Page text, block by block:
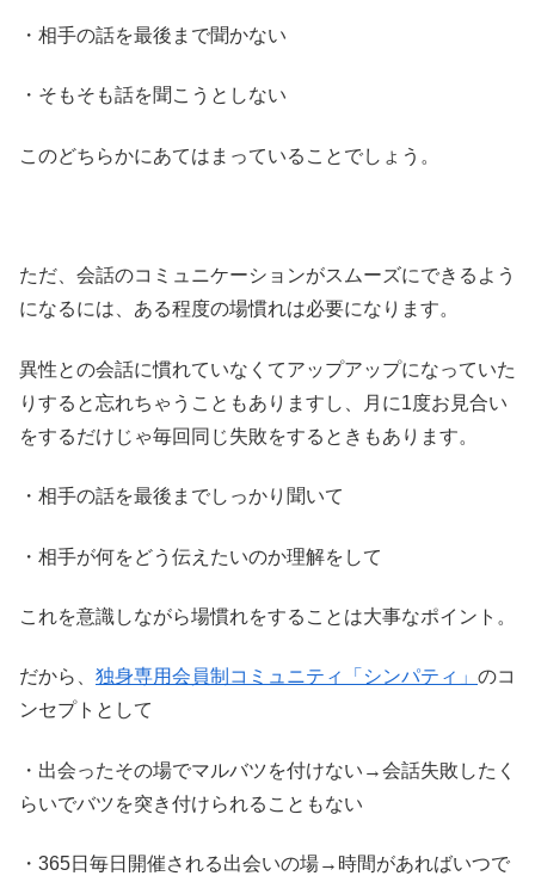
・相手の話を最後まで聞かない
・そもそも話を聞こうとしない
このどちらかにあてはまっていることでしょう。
ただ、会話のコミュニケーションがスムーズにできるよう
になるには、ある程度の場慣れは必要になります。
異性との会話に慣れていなくてアップアップになっていた
りすると忘れちゃうこともありますし、月に1度お見合い
をするだけじゃ毎回同じ失敗をするときもあります。
・相手の話を最後までしっかり聞いて
・相手が何をどう伝えたいのか理解をして
これを意識しながら場慣れをすることは大事なポイント。
だから、 独身専用会員制コミュニティ「シンパティ」 のコ
ンセプトとして
・出会ったその場でマルバツを付けない→会話失敗したく
らいでバツを突き付けられることもない
・365日毎日開催される出会いの場→時間があればいつで